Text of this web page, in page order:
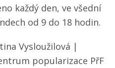
každý den, ve všední
od 9 do 18 hodin.
Vysloužilová |
popularizace PřF